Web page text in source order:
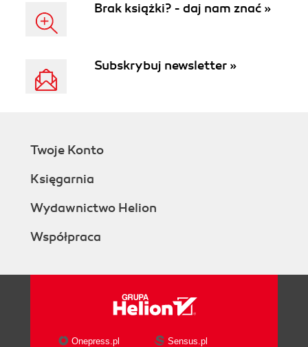
Brak książki? - daj nam znać »
Subskrybuj newsletter »
Twoje Konto
Księgarnia
Wydawnictwo Helion
Współpraca
Onepress.pl
Sensus.pl